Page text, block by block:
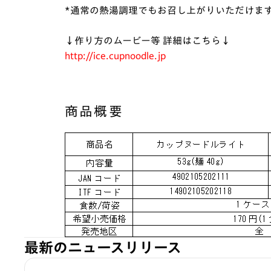
*通常の熱湯調理でもお召し上がりいただけま
↓作り方のムービー等 詳細はこちら↓
http://ice.cupnoodle.jp
商品概要
最新のニュースリリース